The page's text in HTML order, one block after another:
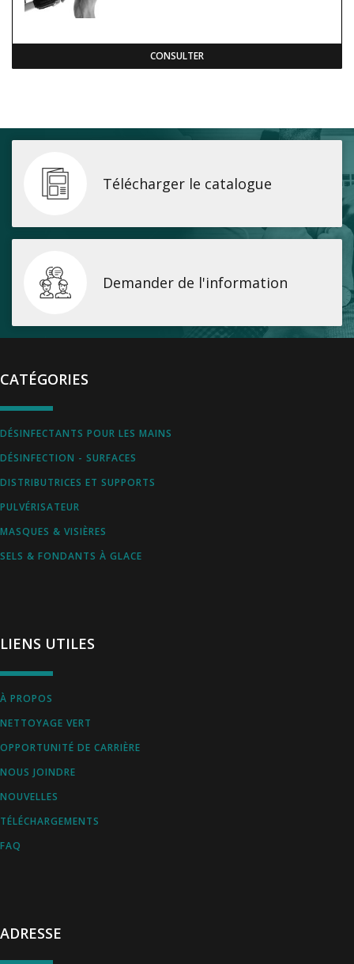
CONSULTER
Télécharger le catalogue
Demander de l'information
ADRESSE
CATÉGORIES
DÉSINFECTANTS POUR LES MAINS
DÉSINFECTION - SURFACES
DISTRIBUTRICES ET SUPPORTS
PULVÉRISATEUR
MASQUES & VISIÈRES
SELS & FONDANTS À GLACE
LIENS UTILES
À PROPOS
NETTOYAGE VERT
OPPORTUNITÉ DE CARRIÈRE
NOUS JOINDRE
NOUVELLES
TÉLÉCHARGEMENTS
FAQ